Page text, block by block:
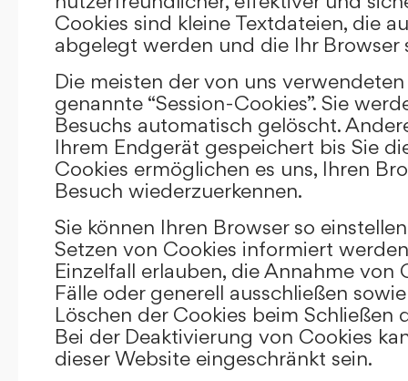
Cookies sind kleine Textdateien, die
abgelegt werden und die Ihr Browser
Die meisten der von uns
genannte “Session-Cookies”. Sie
Besuchs automatisch gelöscht.
Ihrem Endgerät gespeichert bis Sie
Cookies ermöglichen es uns, Ihren
Besuch wiederzuerkennen.
Sie können Ihren Browser so
Setzen von Cookies informiert
Einzelfall erlauben, die Annahme von
Fälle oder generell ausschließen
Löschen der Cookies beim Schließen
Bei der Deaktivierung von Cookies
dieser Website eingeschränkt sein.